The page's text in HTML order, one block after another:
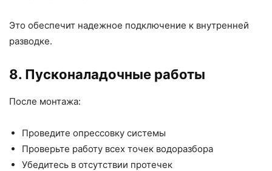
Это обеспечит надежное подключение к внутренней
разводке.
8. Пусконаладочные работы
После монтажа:
Проведите опрессовку системы
Проверьте работу всех точек водоразбора
Убедитесь в отсутствии протечек